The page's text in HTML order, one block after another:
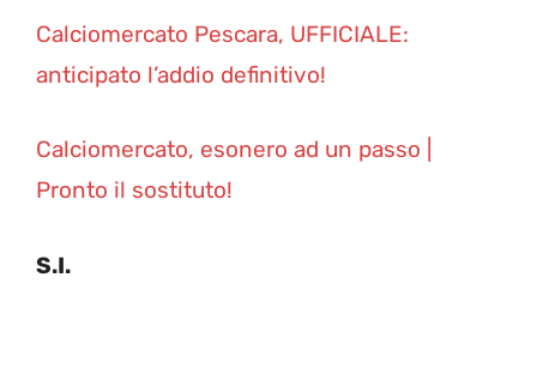
Calciomercato Pescara, UFFICIALE:
anticipato l’addio definitivo!
Calciomercato, esonero ad un passo |
Pronto il sostituto!
S.I.